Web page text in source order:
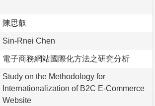
陳思叡
Sin-Rnei Chen
電子商務網站國際化方法之研究分析
Study on the Methodology for
Internationalization of B2C E-Commerce
Website